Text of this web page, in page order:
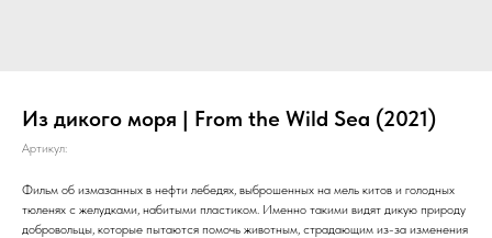
Из дикого моря | From the Wild Sea (2021)
Артикул:
Фильм об измазанных в нефти лебедях, выброшенных на мель китов и голодных
тюленях с желудками, набитыми пластиком. Именно такими видят дикую природу
добровольцы, которые пытаются помочь животным, страдающим из-за изменения